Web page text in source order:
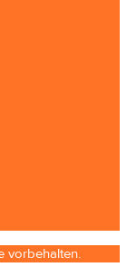
vorbehalten.